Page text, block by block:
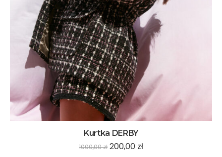
Kurtka DERBY
1000,00zł 200,00 zł